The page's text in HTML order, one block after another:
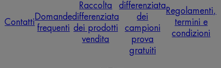
Contatti
Domande
frequenti
Raccolta
differenziata
dei prodotti
vendita
differenziata
dei
campioni
prova
gratuiti
Regolamenti,
termini e
condizioni